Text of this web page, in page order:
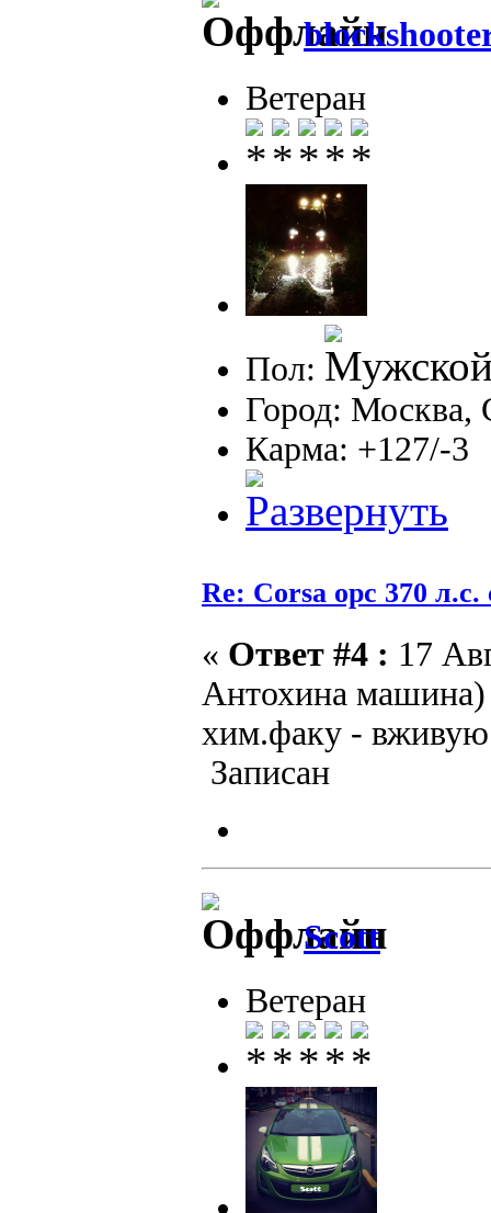
Ветеран
Пол:
Город:
Карма: +127/-3
Re: Corsa opc 370 л.с.
« Ответ #4 : 17
Антохина машина)
хим.факу - вживую
Записан
Scott
Ветеран